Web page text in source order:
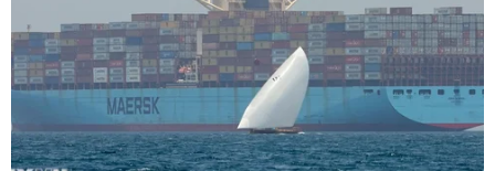
Tổng Vụ trưởng Vụ Các Vấn đề Pháp luật và Tư pháp Algeria
Ben Salem Abdarrazzak (bên phải) và Thứ trưởng Bộ tư pháp
Việt Nam Nguyễn Khánh Ngọc thay mặt Bộ Tư pháp 2 nước ký
kết Chương trình hợp tác vào chiều ngày 14/9 tại thủ đô
Algiers. (Ảnh: Huỳnh Trung Khánh/TTXVN)
Theo phóng viên TTXVN tại Algiers, ngày 14/9,